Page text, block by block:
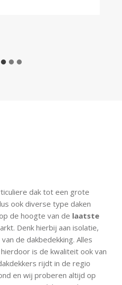
dak tot een grote
ook diverse type daken
de hoogte van de laatste
Denk hierbij aan isolatie,
de dakbedekking. Alles
is de kwaliteit ook van
rijdt in de regio
en wij proberen altijd op